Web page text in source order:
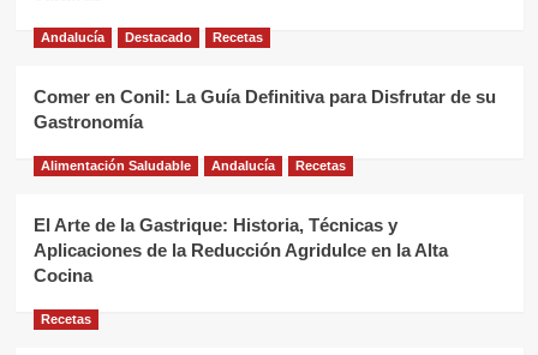
Andalucía Destacado Recetas
Comer en Conil: La Guía Definitiva para Disfrutar de su
Gastronomía
Alimentación Saludable Andalucía Recetas
El Arte de la Gastrique: Historia, Técnicas y
Aplicaciones de la Reducción Agridulce en la Alta
Cocina
Recetas